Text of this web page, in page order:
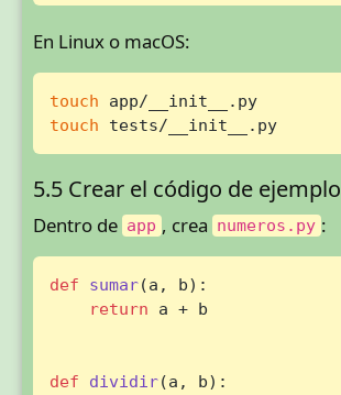
En Linux o macOS:
touch
app/__init__.py
touch tests/__init__.py
5.5 Crear el código de ejemplo
Dentro de app , crea numeros.py :
def sumar(a, b):
return a + b
def dividir(a, b):